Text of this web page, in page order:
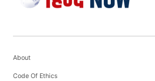
About
Code Of Ethics